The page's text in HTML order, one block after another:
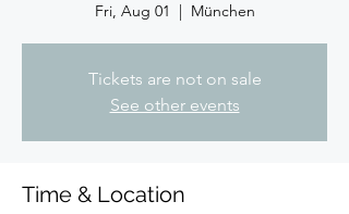
Fri, Aug 01
  |
München
Tickets are not on sale
See other events
Time & Location